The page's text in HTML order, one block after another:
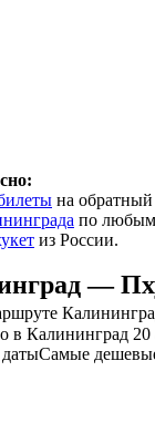
на обратный
по любым
из России.
—
в Калининград 20
Самые